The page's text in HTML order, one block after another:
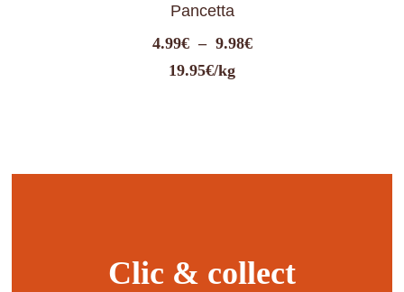
Pancetta
4.99€ – 9.98€Plage
19.95€/kg
Clic & collect